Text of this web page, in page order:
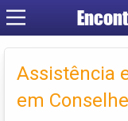
Assistência
em